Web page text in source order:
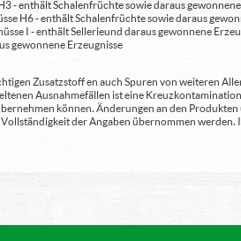
- enthält Schalenfrüchte sowie daraus
H6 - enthält Schalenfrüchte sowie daraus
I - enthält Sellerie und daraus gewonnene
gewonnene Erzeugnisse
Zusatzstoff en auch Spuren von weiteren
Ausnahmefällen ist eine
können. Änderungen an den
der Angaben übernommen